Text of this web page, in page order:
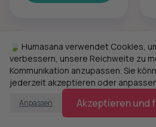
🍃 Humasana verwendet Cookies,
verbessern, unsere Reichweite zu
Kommunikation anzupassen. Sie
jederzeit akzeptieren oder
Anpassen Akzeptieren und